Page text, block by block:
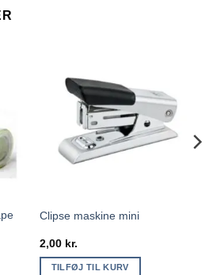
Clipse maskine mini
2,00 kr.
TILFØJ TIL KURV